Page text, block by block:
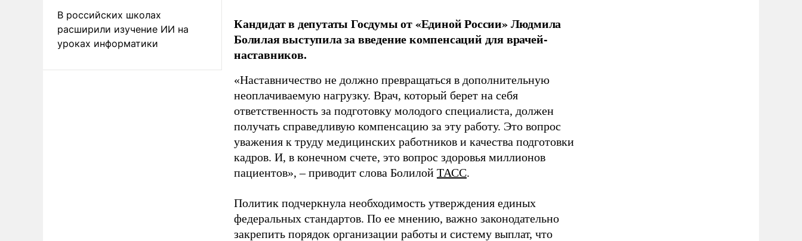
В российских школах
расширили изучение ИИ на
уроках информатики
Кандидат в депутаты Госдумы от «Единой России» Людмила
Болилая выступила за введение компенсаций для врачей-
наставников.
«Наставничество не должно превращаться в дополнительную
неоплачиваемую нагрузку. Врач, который берет на себя
ответственность за подготовку молодого специалиста, должен
получать справедливую компенсацию за эту работу. Это вопрос
уважения к труду медицинских работников и качества подготовки
кадров. И, в конечном счете, это вопрос здоровья миллионов
пациентов», – приводит слова Болилой ТАСС.
Политик подчеркнула необходимость утверждения единых
федеральных стандартов. По ее мнению, важно законодательно
закрепить порядок организации работы и систему выплат, что